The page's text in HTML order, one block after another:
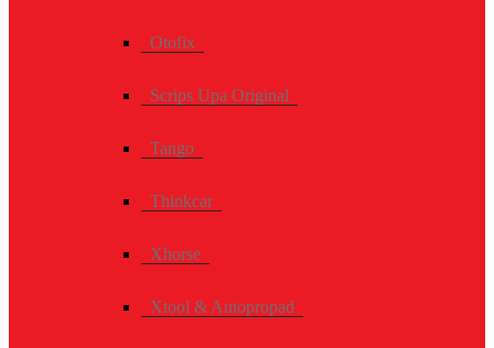
Otofix
Scrips Upa Original
Tango
Thinkcar
Xhorse
Xtool & Autopropad